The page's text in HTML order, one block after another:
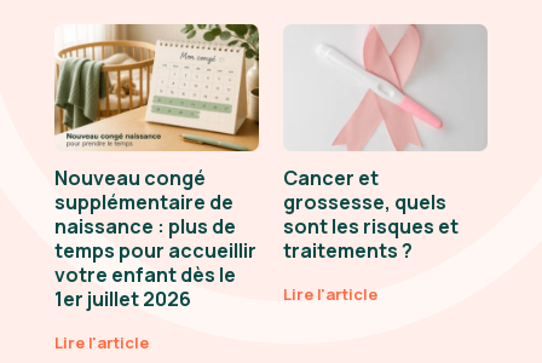
Nouveau congé
supplémentaire de
naissance : plus de
temps pour accueillir
votre enfant dès le
1er juillet 2026
Lire l'article
Cancer et
grossesse, quels
sont les risques et
traitements ?
Lire l'article